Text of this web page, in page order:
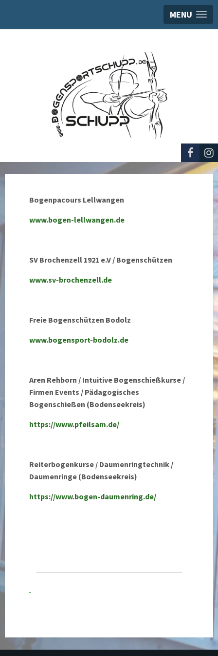
MENU
Bogenpacours Lellwangen
www.bogen-lellwangen.de
SV Brochenzell 1921 e.V / Bogenschützen
www.sv-brochenzell.de
Freie Bogenschützen Bodolz
www.bogensport-bodolz.de
Aren Rehborn / Intuitive Bogenschießkurse /
Firmen Events / Pädagogisches
Bogenschießen (Bodenseekreis)
https://www.pfeilsam.de/
Reiterbogenkurse / Daumenringtechnik /
Daumenringe (Bodenseekreis)
https://www.bogen-daumenring.de/